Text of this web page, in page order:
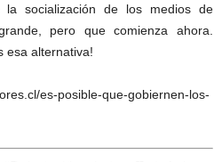
la socialización de los medios de
pero que comienza ahora.
esa alternativa!
es-posible-que-gobiernen-los-